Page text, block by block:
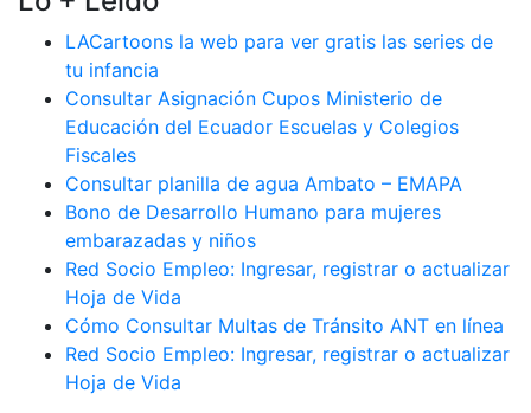
LACartoons la web para ver gratis las series de
tu infancia
Consultar Asignación Cupos Ministerio de
Educación del Ecuador Escuelas y Colegios
Fiscales
Consultar planilla de agua Ambato – EMAPA
Bono de Desarrollo Humano para mujeres
embarazadas y niños
Red Socio Empleo: Ingresar, registrar o actualizar
Hoja de Vida
Cómo Consultar Multas de Tránsito ANT en línea
Red Socio Empleo: Ingresar, registrar o actualizar
Hoja de Vida